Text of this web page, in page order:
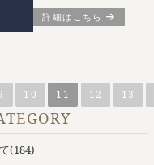
詳細はこちら
10 11 12 13
(184)